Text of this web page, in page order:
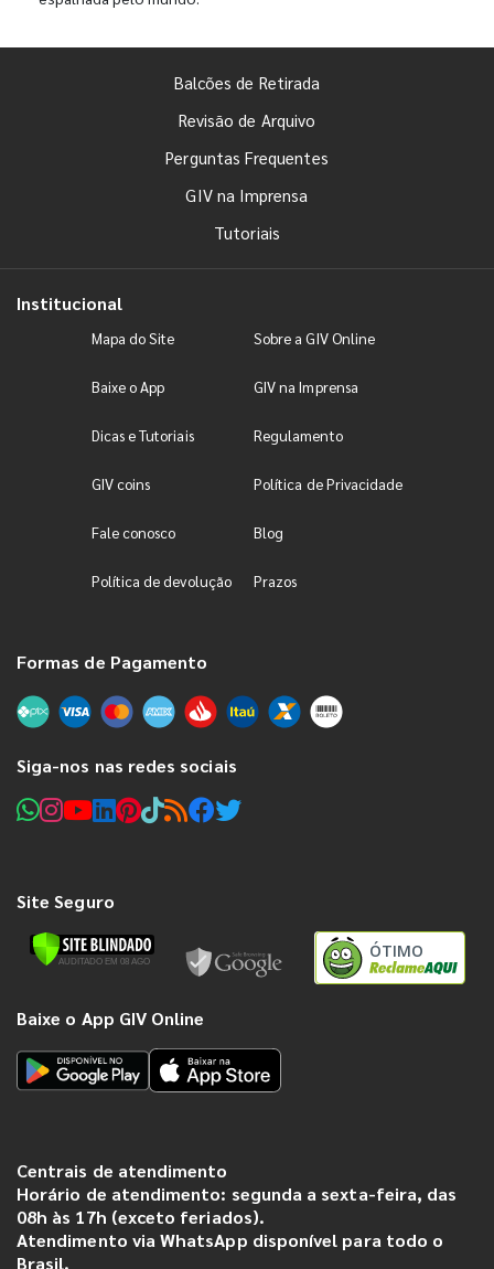
Balcões de Retirada
Revisão de Arquivo
Perguntas Frequentes
GIV na Imprensa
Tutoriais
Institucional
Mapa do Site Sobre a GIV Online
Baixe o App GIV na Imprensa
Dicas e Tutoriais Regulamento
GIV coins Política de Privacidade
Fale conosco Blog
Política de devolução Prazos
Formas de Pagamento
Siga-nos nas redes sociais
Site Seguro
ÓTIMO
Baixe o App GIV Online
Centrais de atendimento
Horário de atendimento: segunda a sexta-feira, das
08h às 17h (exceto feriados).
Atendimento via WhatsApp disponível para todo o
Brasil.